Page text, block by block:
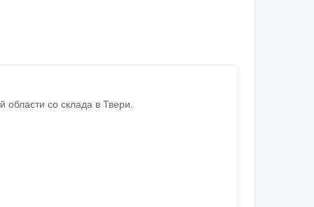
области со склада в Твери.